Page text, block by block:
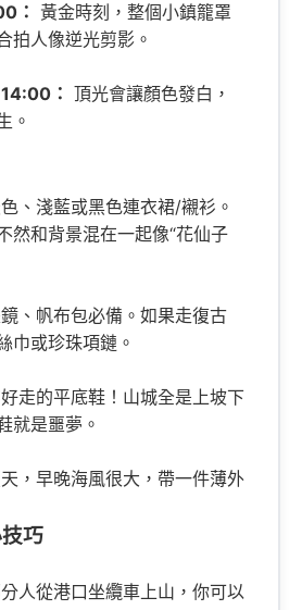
： 黃金時刻，整個小鎮籠罩
拍人像逆光剪影。
： 頂光會讓顏色發白，
。
、淺藍或黑色連衣裙/襯衫。
然和背景混在一起像“花仙子
、帆布包必備。如果走復古
巾或珍珠項鏈。
走的平底鞋！山城全是上坡下
就是噩夢。
，早晚海風很大，帶一件薄外
巧
人從港口坐纜車上山，你可以